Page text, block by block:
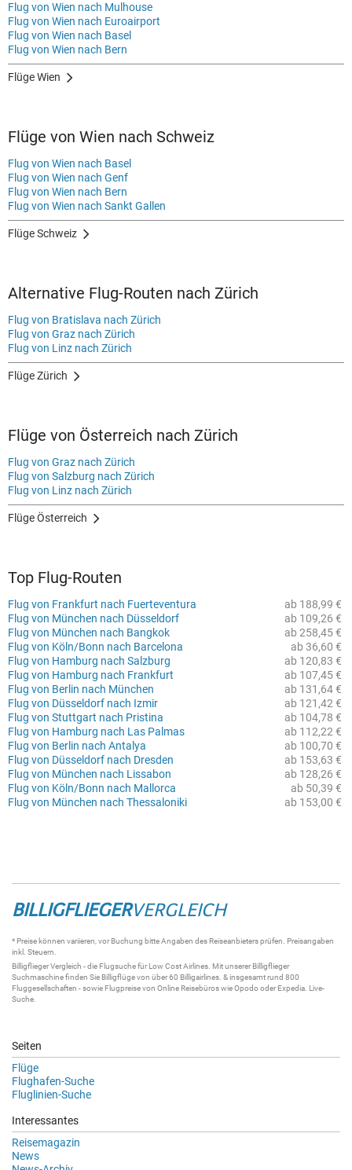
Flug von Wien nach Mulhouse
Flug von Wien nach Euroairport
Flug von Wien nach Basel
Flug von Wien nach Bern
Flüge Wien
Flüge von Wien nach Schweiz
Flug von Wien nach Basel
Flug von Wien nach Genf
Flug von Wien nach Bern
Flug von Wien nach Sankt Gallen
Flüge Schweiz
Alternative Flug-Routen nach Zürich
Flug von Bratislava nach Zürich
Flug von Graz nach Zürich
Flug von Linz nach Zürich
Flüge Zürich
Flüge von Österreich nach Zürich
Flug von Graz nach Zürich
Flug von Salzburg nach Zürich
Flug von Linz nach Zürich
Flüge Österreich
Top Flug-Routen
ab 188,99 €
Flug von Frankfurt nach Fuerteventura
ab 109,26 €
Flug von München nach Düsseldorf
ab 258,45 €
Flug von München nach Bangkok
ab 36,60 €
Flug von Köln/Bonn nach Barcelona
ab 120,83 €
Flug von Hamburg nach Salzburg
ab 107,45 €
Flug von Hamburg nach Frankfurt
ab 131,64 €
Flug von Berlin nach München
ab 121,42 €
Flug von Düsseldorf nach Izmir
ab 104,78 €
Flug von Stuttgart nach Pristina
ab 112,22 €
Flug von Hamburg nach Las Palmas
ab 100,70 €
Flug von Berlin nach Antalya
ab 153,63 €
Flug von Düsseldorf nach Dresden
ab 128,26 €
Flug von München nach Lissabon
ab 50,39 €
Flug von Köln/Bonn nach Mallorca
ab 153,00 €
Flug von München nach Thessaloniki
BILLIGFLIEGERVERGLEICH
* Preise können variieren, vor Buchung bitte Angaben des Reiseanbieters prüfen. Preisangaben
inkl. Steuern.
BilligfliegerVergleich - die Flugsuchefür Low Cost Airlines. Mit unsererBilligflieger
Suchmaschinefinden Sie Billigflügevon über 60 Billigairlines . & insgesamt rund 800
Fluggesellschaften - sowie Flugpreise von Online Reisebüros wie Opodo oder Expedia. Live-
Suche
Seiten
Flüge
Flughafen-Suche
Fluglinien-Suche
Interessantes
Reisemagazin
News